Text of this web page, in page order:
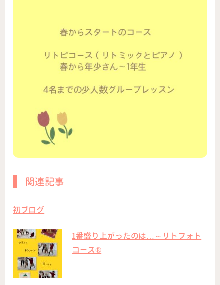
関連記事
初ブログ
1番盛り上がったのは…～リトフォト
コース®︎